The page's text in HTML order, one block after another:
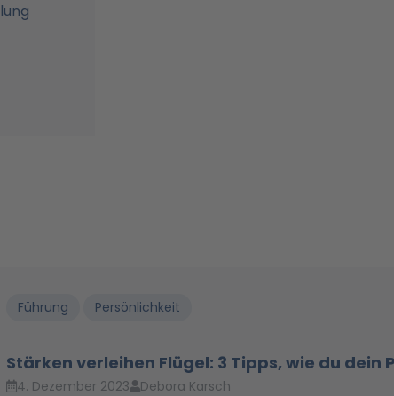
Führung Persönlichkeit
Stärken verleihen Flügel: 3 Tipps, wie du dein
4. Dezember 2023 Debora Karsch